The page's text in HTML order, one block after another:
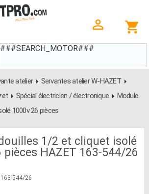
###SEARCH_MOTOR###
atelier
Servantes atelier W-HAZET
Spécial électricien / électronique
Module
1000v 26 pièces
1/2 et cliquet isolé
pièces HAZET 163-544/26
163-544/26